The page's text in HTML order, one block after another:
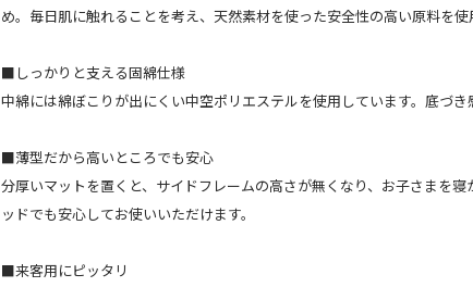
め。毎日肌に触れることを考え、天然素材を使った安全性の高い原料を使
■しっかりと支える固綿仕様
中綿には綿ぼこりが出にくい中空ポリエステルを使用しています。底づ
■薄型だから高いところでも安心
分厚いマットを置くと、サイドフレームの高さが無くなり、お子さまを
ッドでも安心してお使いいただけます。
■来客用にピッタリ